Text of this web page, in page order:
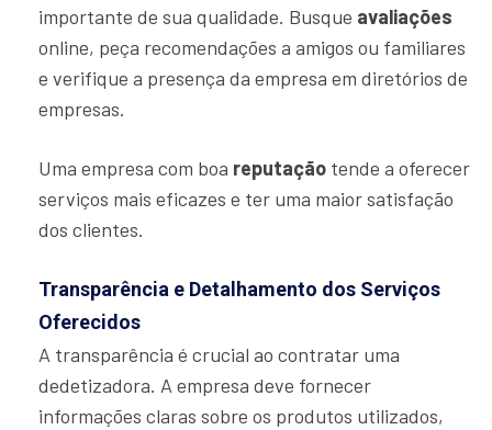
importante de sua qualidade. Busque avaliações
online, peça recomendações a amigos ou familiares
e verifique a presença da empresa em diretórios de
empresas.
Uma empresa com boa reputação tende a oferecer
serviços mais eficazes e ter uma maior satisfação
dos clientes.
Transparência e Detalhamento dos Serviços
Oferecidos
A transparência é crucial ao contratar uma
dedetizadora. A empresa deve fornecer
informações claras sobre os produtos utilizados,